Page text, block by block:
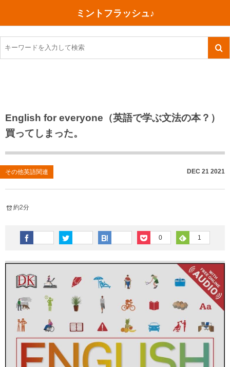
ミントフラッシュ♪
English for everyone（英語で学ぶ文法の本？）
買ってしまった。
その他英語関連 DEC 21 2021
約2分
0 1
TOEIC感想・結果
TOEIC800点への道
TOEIC（作戦・ノウハウなど）
TOEIC700点への道
英単語
その他英語関連
今日買った本
ご朱印帳めぐり
川越（埼玉県）
沖縄
神戸
行ってきたあれこれ
旅行関連あれこれ
ファスティング
コスメ
ダイエット
健康あれこれ
美容あれこれ
食べ物
今日の一枚
月、星、宇宙